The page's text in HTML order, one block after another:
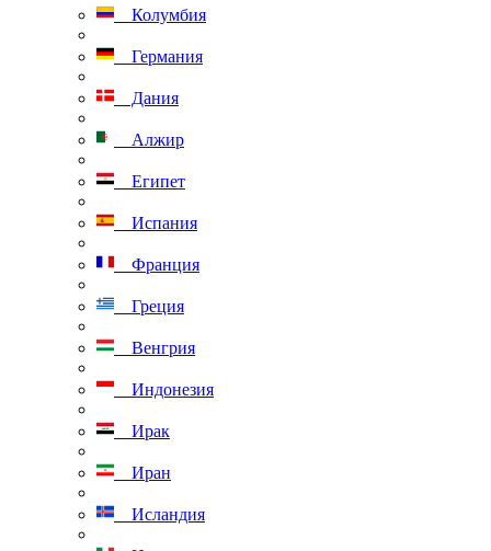
Колумбия
Германия
Дания
Алжир
Египет
Испания
Франция
Греция
Венгрия
Индонезия
Ирак
Иран
Исландия